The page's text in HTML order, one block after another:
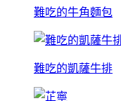
難吃的牛角麵包
難吃的凱薩牛排